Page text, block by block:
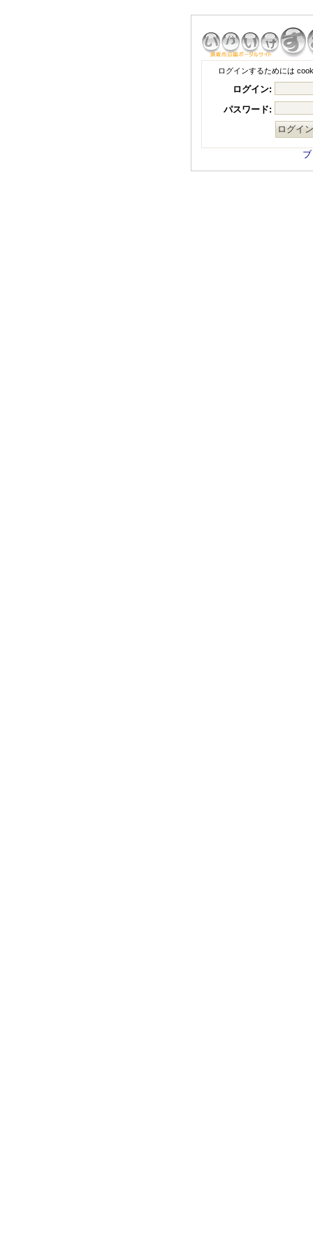
ログインするためには
ログイン:
パスワード: